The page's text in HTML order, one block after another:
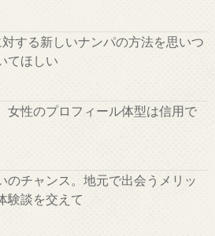
する新しいナンパの方法を思いつ
てほしい
女性のプロフィール体型は信用で
のチャンス。地元で出会うメリッ
験談を交えて